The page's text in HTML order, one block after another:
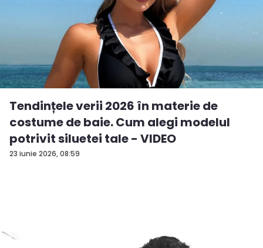
23 iunie 2026, 08:59
Tendințele verii 2026 în materie de
costume de baie. Cum alegi modelul
potrivit siluetei tale - VIDEO